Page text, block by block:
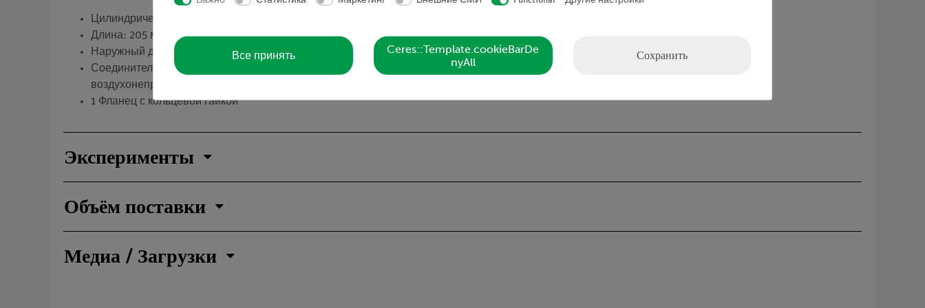
Цилиндрическая стеклянная труба с винтовыми затворами для различных вставок
Длина: 205 мм
Наружный диаметр: 75 мм
Соединительная гайка и прокладка для отбортовки цилиндрических вставок с наружным диаметром 36 мм водонепроницаемые и
воздухонепроницаемые
1 Фланец с кольцевой гайкой
Эксперименты
Объём поставки
Медиа / Загрузки
Все принять
Ceres::Template.cookieBarDe
nyAll
Сохранить